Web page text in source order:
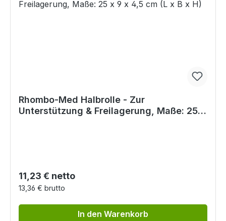
Rhombo-Med Halbrolle - Zur
Unterstützung & Freilagerung, Maße: 25 x
Regulärer Preis:
11,23 € netto
13,36 € brutto
In den Warenkorb